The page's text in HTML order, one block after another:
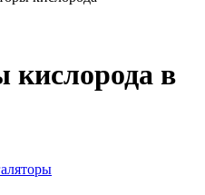
кислорода в